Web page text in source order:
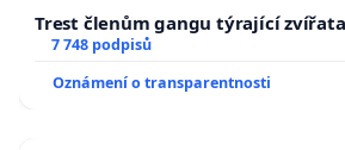
Trest členům gangu týrající
7 748 podpisů
Oznámení o transparentnosti